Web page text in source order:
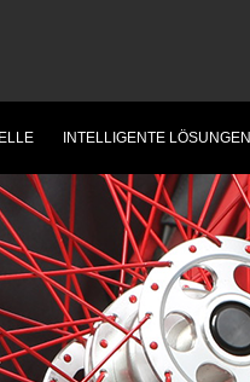
INTELLIGENTE LÖSUNGEN